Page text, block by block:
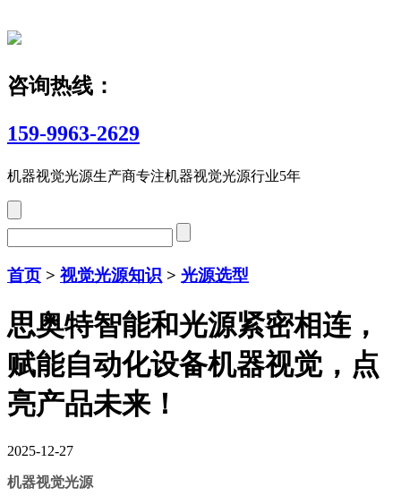
咨询热线：
159-9963-2629
机器视觉光源生产商专注机器视觉光源行业5年
首页 > 视觉光源知识 > 光源选型
思奥特智能和光源紧密相连，
赋能自动化设备机器视觉，点
亮产品未来！
2025-12-27
机器视觉光源